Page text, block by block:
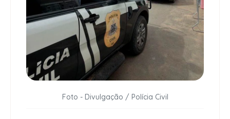
Foto - Divulgação / Polícia Civil